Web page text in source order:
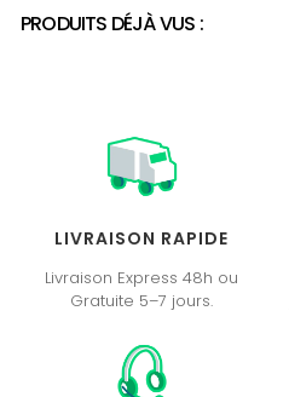
PRODUITS DÉJÀ VUS :
LIVRAISON RAPIDE
Livraison Express 48h ou
Gratuite 5–7 jours.